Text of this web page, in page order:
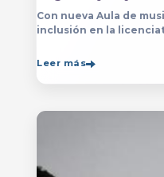
Con nueva Aula de
inclusión en la
formen con mayor
Leer más